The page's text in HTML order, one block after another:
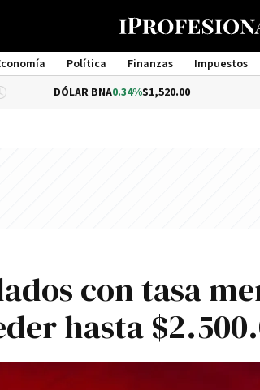
Política Finanzas Impuestos
Management
BNA 0.34%$1,520.00
con tasa
hasta